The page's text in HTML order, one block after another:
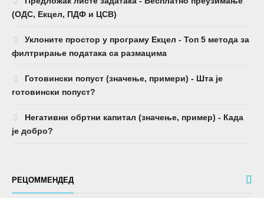
(ОДС, Екцел, ПДФ и ЦСВ)
Уклоните простор у програму Екцел - Топ 5 метода за
филтрирање података са размацима
Готовински попуст (значење, примери) - Шта је
готовински попуст?
Негативни обртни капитал (значење, пример) - Када
је добро?
РЕЦОММЕНДЕД